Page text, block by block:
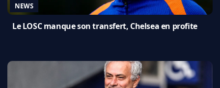
NEWS
Le LOSC manque son transfert, Chelsea en profite